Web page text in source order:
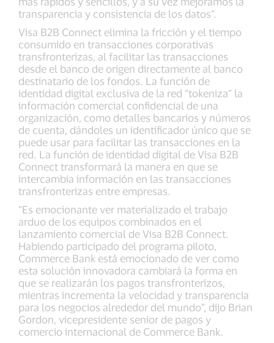
transparencia y consistencia de los datos”.
Visa B2B Connect elimina la fricción y el tiempo
consumido en transacciones corporativas
transfronterizas, al facilitar las transacciones
desde el banco de origen directamente al banco
destinatario de los fondos. La función de
identidad digital exclusiva de la red “tokeniza” la
información comercial confidencial de una
organización, como detalles bancarios y números
de cuenta, dándoles un identificador único que se
puede usar para facilitar las transacciones en la
red. La función de identidad digital de Visa B2B
Connect transformará la manera en que se
intercambia información en las transacciones
transfronterizas entre empresas.
“Es emocionante ver materializado el trabajo
arduo de los equipos combinados en el
lanzamiento comercial de Visa B2B Connect.
Habiendo participado del programa piloto,
Commerce Bank está emocionado de ver como
esta solución innovadora cambiará la forma en
que se realizarán los pagos transfronterizos,
mientras incrementa la velocidad y transparencia
para los negocios alrededor del mundo”, dijo Brian
Gordon, vicepresidente senior de pagos y
comercio internacional de Commerce Bank.